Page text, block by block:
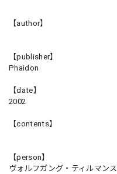
【author】
【publisher】
Phaidon
【date】
2002
【contents】
【person】
ヴォルフガング・ティルマンス